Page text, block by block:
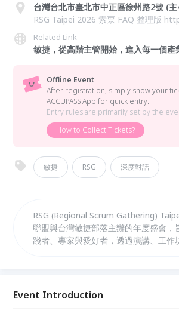
台灣台北市臺北市中正區徐州路2號 (
RSG Taipei 2026 索票 FAQ 整理版
Related Link
敏捷，從高階主管開始，進入每一個產
Offline Event
After registration, simply show your
ACCUPASS App for quick entry.
Entry rules are primarily set by the
How to Collect Tickets?
敏捷 RSG 深度對話
RSG (Regional Scrum Gathering)
聯盟與台灣敏捷部落主辦的年度盛會，
踐者、專家與愛好者，透過演講、工作
Event Introduction